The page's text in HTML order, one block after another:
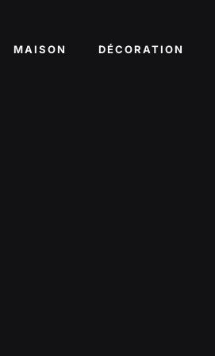
MAISON DÉCORATION